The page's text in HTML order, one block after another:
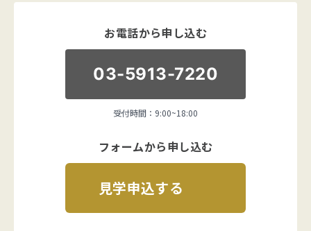
お電話から申し込む
03-5913-7220
受付時間：9:00~18:00
フォームから申し込む
見学申込する